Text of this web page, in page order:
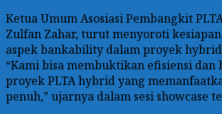
Ketua Umum Asosiasi Pembangkit
Zulfan Zahar, turut menyoroti
aspek bankability dalam proyek hybrid
“Kami bisa membuktikan efisiensi
proyek PLTA hybrid yang
penuh,” ujarnya dalam sesi showcase